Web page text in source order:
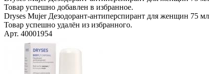
Товар успешно добавлен в избранное.
Dryses Mujer Дезодорант-антиперспирант для женщин 75 мл
Товар успешно удалён из избранного.
Арт. 40001954